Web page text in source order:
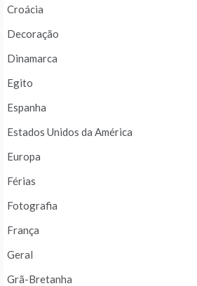
Croácia
Decoração
Dinamarca
Egito
Espanha
Estados Unidos da América
Europa
Férias
Fotografia
França
Geral
Grã-Bretanha